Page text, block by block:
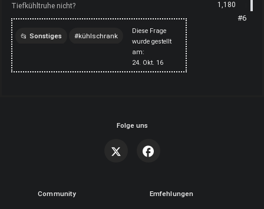
Tiefkühltruhe nicht?
Diese Frage
wurde gestellt
am:
24. Okt. 16
Sonstiges kühlschrank
1,180
#6
Folge uns
Community Emfehlungen